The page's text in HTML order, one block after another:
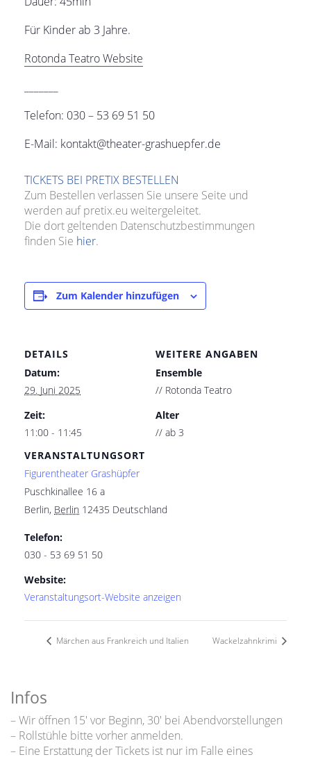
Für Kinder ab 3 Jahre.
Rotonda Teatro Website
Telefon: 030 – 53 69 51 50
E-Mail: kontakt@theater-grashuepfer.de
TICKETS BEI PRETIX BESTELLEN
Zum Bestellen verlassen Sie unsere Seite und
werden auf pretix.eu weitergeleitet.
Die dort geltenden Datenschutzbestimmungen
finden Sie hier.
Zum Kalender hinzufügen
DETAILS
Datum:
29. Juni 2025
Zeit:
11:00 - 11:45
VERANSTALTUNGSORT
Figurentheater Grashüpfer
Puschkinallee 16 a
Berlin, Berlin 12435 Deutschland
Telefon:
030 - 53 69 51 50
Website:
Veranstaltungsort-Website anzeigen
WEITERE ANGABEN
Ensemble
// Rotonda Teatro
Alter
// ab 3
Märchen aus Frankreich und Italien Wackelzahnkrimi
Infos
– Wir öffnen 15′ vor Beginn, 30′ bei Abendvorstellungen
– Rollstühle bitte vorher anmelden.
– Eine Erstattung der Tickets ist nur im Falle eines